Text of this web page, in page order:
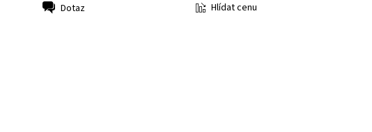
Dotaz Hlídat cenu